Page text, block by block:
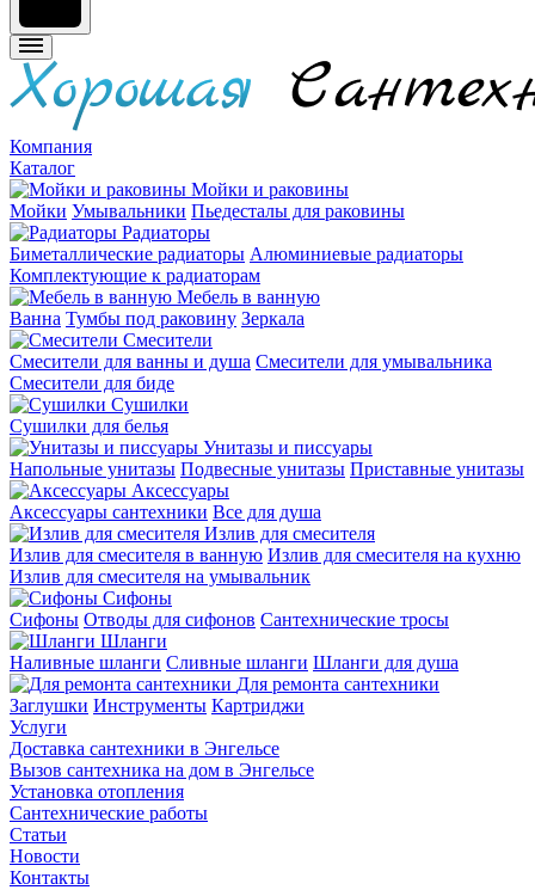
Компания
Каталог
Мойки и раковины
Мойки Умывальники Пьедесталы для раковины
Радиаторы
Биметаллические радиаторы Алюминиевые радиаторы
Комплектующие к радиаторам
Мебель в ванную
Ванна Тумбы под раковину Зеркала
Смесители
Смесители для ванны и душа Смесители для умывальника
Смесители для биде
Сушилки
Сушилки для белья
Унитазы и писсуары
Напольные унитазы Подвесные унитазы Приставные унитазы
Аксессуары
Аксессуары сантехники Все для душа
Излив для смесителя
Излив для смесителя в ванную Излив для смесителя на кухню
Излив для смесителя на умывальник
Сифоны
Сифоны Отводы для сифонов Сантехнические тросы
Шланги
Наливные шланги Сливные шланги Шланги для душа
Для ремонта сантехники
Заглушки Инструменты Картриджи
Услуги
Доставка сантехники в Энгельсе
Вызов сантехника на дом в Энгельсе
Установка отопления
Сантехнические работы
Статьи
Новости
Контакты